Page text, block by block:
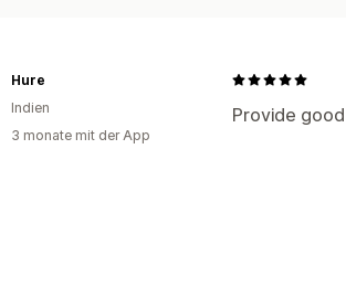
Provide
Hure
Indien
3 monate mit der App